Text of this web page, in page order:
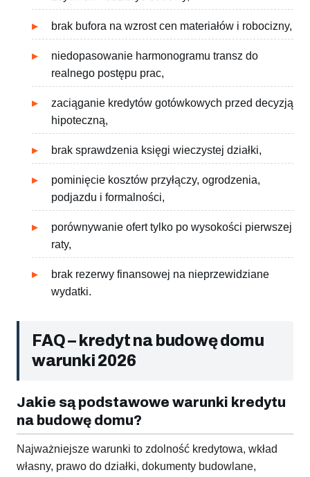
brak bufora na wzrost cen materiałów i robocizny,
niedopasowanie harmonogramu transz do
realnego postępu prac,
zaciąganie kredytów gotówkowych przed decyzją
hipoteczną,
brak sprawdzenia księgi wieczystej działki,
pominięcie kosztów przyłączy, ogrodzenia,
podjazdu i formalności,
porównywanie ofert tylko po wysokości pierwszej
raty,
brak rezerwy finansowej na nieprzewidziane
wydatki.
FAQ – kredyt na budowę domu
warunki 2026
Jakie są podstawowe warunki kredytu
na budowę domu?
Najważniejsze warunki to zdolność kredytowa, wkład
własny, prawo do działki, dokumenty budowlane,